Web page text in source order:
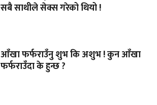
सबै साथीले सेक्स गरेको थियो !
आँखा फर्फराउँनु शुभ कि अशुभ ! कुन आँखा
फर्फराउँदा के हुन्छ ?